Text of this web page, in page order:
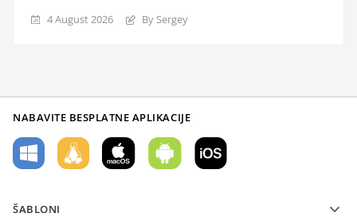
4 August 2026 By Sergey
NABAVITE BESPLATNE APLIKACIJE
ŠABLONI